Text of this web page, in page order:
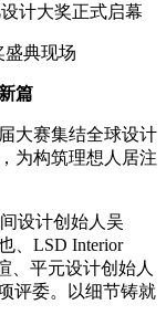
盛典现场
篇
大赛集结全球设计
为构筑理想人居注
设计创始人吴
、LSD Interior
、平元设计创始人
评委。以细节铸就